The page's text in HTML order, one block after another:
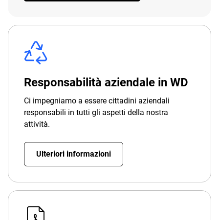
Responsabilità aziendale in WD
Ci impegniamo a essere cittadini aziendali
responsabili in tutti gli aspetti della nostra
attività.
Ulteriori informazioni